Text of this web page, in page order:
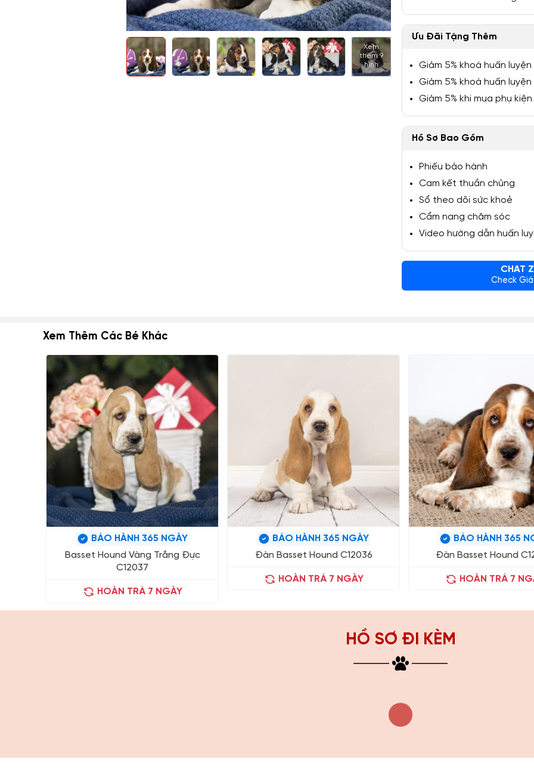
1/14
Xem
thêm 9
hình
Ưu Đãi Tặng Thêm
Giảm 5% khoá huấn
Giảm 5% khoá huấn
Giảm 5% khi mua phụ kiện
Hồ Sơ Bao Gồm
Phiếu bảo hành
Cam kết thuần chủng
Sổ theo dõi sức khoẻ
Cẩm nang chăm sóc
Video hướng dẫn huấn
CHAT
Check
Xem Thêm Các Bé Khác
BẢO HÀNH 365 NGÀY
Basset Hound Vàng Trắng Đực
C12037
HOÀN TRẢ 7 NGÀY
BẢO HÀNH 365 NGÀY
Đàn Basset Hound C12036
HOÀN TRẢ 7 NGÀY
BẢO HÀNH 365
Đàn Basset Hound
HOÀN TRẢ 7
HỒ SƠ ĐI KÈM